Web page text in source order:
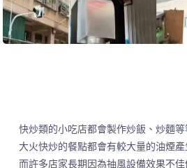
快炒類的小吃店都會製作炒飯、炒麵等
大火快炒的餐點都會有較大量的油煙產
而許多店家長期因為抽風設備效果不佳